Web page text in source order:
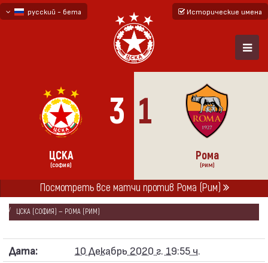
русский - бета
Исторические имена
3 1
ЦСКА
(СОФИЯ)
Рома
(РИМ)
Посмотреть все матчи против Рома (Рим)
ГЛАВНАЯ СЕЗОНЫ 2020/21
ЛИГА ЕВРОПЫ 2020/21 - ГРУППА «A»
ЦСКА (СОФИЯ) — РОМА (РИМ)
Дата:
10 Декабрь 2020 г. 19:55 ч.